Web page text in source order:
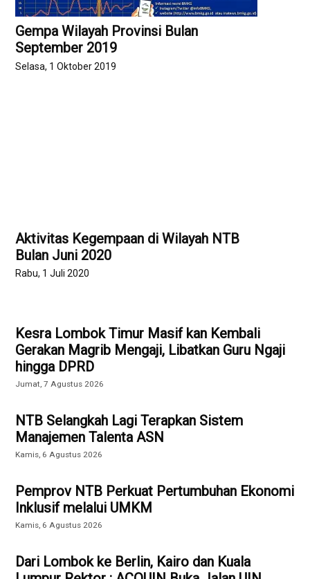
Gempa Wilayah Provinsi Bulan
September 2019
Selasa, 1 Oktober 2019
Aktivitas Kegempaan di Wilayah NTB
Bulan Juni 2020
Rabu, 1 Juli 2020
Kesra Lombok Timur Masif kan Kembali
Gerakan Magrib Mengaji, Libatkan Guru Ngaji
hingga DPRD
Jumat, 7 Agustus 2026
NTB Selangkah Lagi Terapkan Sistem
Manajemen Talenta ASN
Kamis, 6 Agustus 2026
Pemprov NTB Perkuat Pertumbuhan Ekonomi
Inklusif melalui UMKM
Kamis, 6 Agustus 2026
Dari Lombok ke Berlin, Kairo dan Kuala